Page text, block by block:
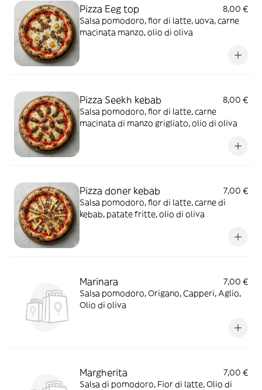
Pizza Eeg top
8,00 €
Salsa pomodoro, fior di latte, uova, carne
macinata manzo, olio di oliva
Pizza Seekh kebab
8,00 €
Salsa pomodoro, fior di latte, carne
macinata di manzo grigliato, olio di oliva
Pizza doner kebab
7,00 €
Salsa pomodoro, fior di latte, carne di
kebab, patate fritte, olio di oliva
Marinara
7,00 €
Salsa pomodoro, Origano, Capperi, Aglio,
Olio di oliva
Margherita
7,00 €
Salsa di pomodoro, Fior di latte, Olio di